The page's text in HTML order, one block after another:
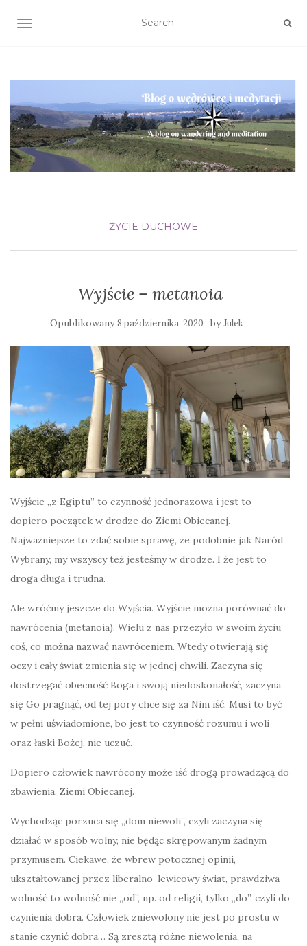
TOGGLE NAVIGATION
ŻYCIE DUCHOWE
Wyjście – metanoia
Opublikowany8 października, 2020 byJulek
Wyjście „z Egiptu” to czynność jednorazowa i jest to
dopiero początek w drodze do Ziemi Obiecanej.
Najważniejsze to zdać sobie sprawę, że podobnie jak Naród
Wybrany, my wszyscy też jesteśmy w drodze. I że jest to
droga długa i trudna.
Ale wróćmy jeszcze do Wyjścia. Wyjście można porównać do
nawrócenia (metanoia). Wielu z nas przeżyło w swoim życiu
coś, co można nazwać nawróceniem. Wtedy otwierają się
oczy i cały świat zmienia się w jednej chwili. Zaczyna się
dostrzegać obecność Boga i swoją niedoskonałość, zaczyna
się Go pragnąć, od tej pory chce się za Nim iść. Musi to być
w pełni uświadomione, bo jest to czynność rozumu i woli
oraz łaski Bożej, nie uczuć.
Dopiero człowiek nawrócony może iść drogą prowadzącą do
zbawienia, Ziemi Obiecanej.
Wychodząc porzuca się „dom niewoli”, czyli zaczyna się
działać w sposób wolny, nie będąc skrępowanym żadnym
przymusem. Ciekawe, że wbrew potocznej opinii,
ukształtowanej przez liberalno-lewicowy świat, prawdziwa
wolność to wolność nie „od”, np. od religii, tylko „do”, czyli do
czynienia dobra. Człowiek zniewolony nie jest po prostu w
stanie czynić dobra… Są zresztą różne niewolenia, na